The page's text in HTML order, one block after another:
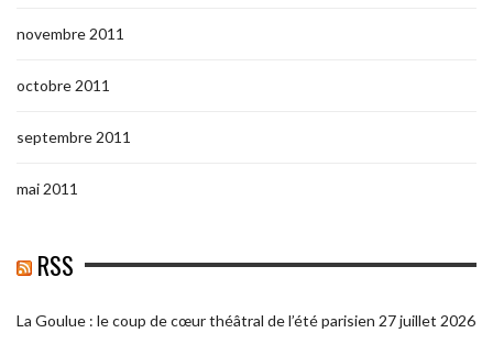
novembre 2011
octobre 2011
septembre 2011
mai 2011
RSS
La Goulue : le coup de cœur théâtral de l’été parisien 27 juillet 2026